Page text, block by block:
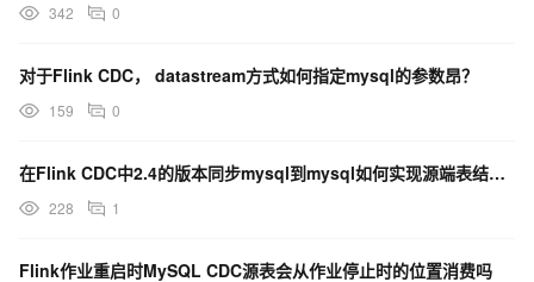
342 0
对于Flink CDC， datastream方式如何指定mysql的参数昂？
159 0
在Flink CDC中2.4的版本同步mysql到mysql如何实现源端表结构变化，作业不会失败啊？
228 1
Flink作业重启时MySQL CDC源表会从作业停止时的位置消费吗